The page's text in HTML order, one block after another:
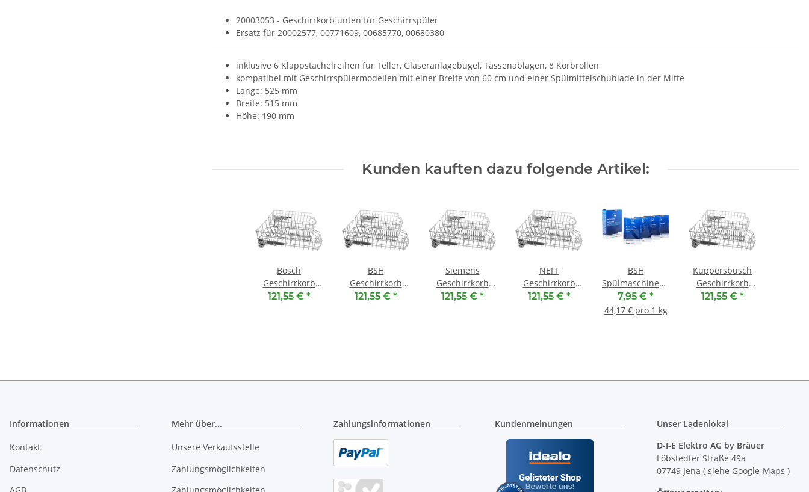
20003053 - Geschirrkorb unten für Geschirrspüler
Ersatz für 20002577, 00771609, 00685770, 00680380
inklusive 6 Klappstachelreihen für Teller, Gläseranlagebügel, Tassenablagen, 8 Korbrollen
kompatibel mit Geschirrspülermodellen mit einer Breite von 60 cm und einer Spülmittelschublade in der Mitte
Länge: 525 mm
Breite: 515 mm
Höhe: 190 mm
Kunden kauften dazu folgende Artikel:
Bosch
Geschirrkorb
oben 00778368 -
121,55 € *
BSH
Geschirrkorb
oben 00778368 -
121,55 € *
Siemens
Geschirrkorb
oben 00778368 -
121,55 € *
NEFF
Geschirrkorb
oben 00778368 -
121,55 € *
BSH
Spülmaschinenreiniger
00312478
00312477 ( 4 x
7,95 € *
44,17 € pro 1 kg
Küppersbusch
Geschirrkorb
oben 00778368 -
121,55 € *
Informationen
Kontakt
Datenschutz
Mehr über...
Unsere Verkaufsstelle
Zahlungsmöglichkeiten
Zahlungsinformationen Kundenmeinungen
Unser Ladenlokal
D-I-E Elektro AG by Bräuer
Löbstedter Straße 49a
07749 Jena( siehe Google-Maps )